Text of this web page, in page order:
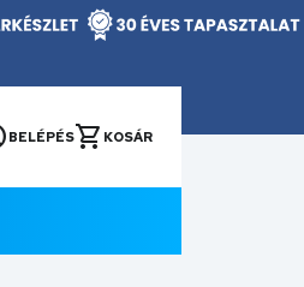
BELÉPÉS KOSÁR